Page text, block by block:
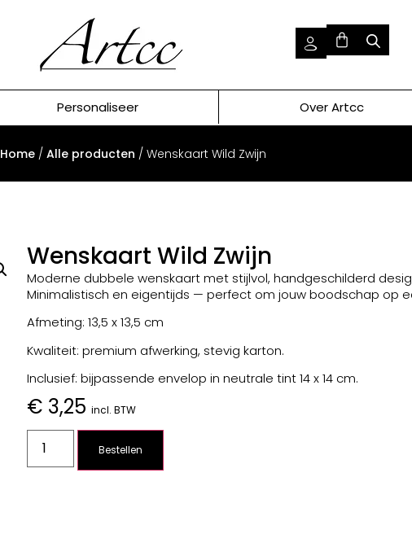
Personaliseer Over Artcc
Home/ Alle producten / Wenskaart Wild Zwijn
Wenskaart Wild Zwijn
Moderne dubbele wenskaart met stijlvol, handgeschilderd
Minimalistisch en eigentijds — perfect om jouw boodschap op
Afmeting: 13,5 x 13,5 cm
Kwaliteit: premium afwerking, stevig karton.
Inclusief: bijpassende envelop in neutrale tint 14 x 14 cm.
€ 3,25 incl. BTW
Bestellen